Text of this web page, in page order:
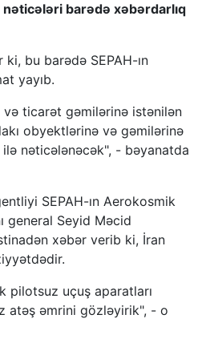
barədə xəbərdarlıq
ki, bu barədə SEPAH-ın
yayıb.
və ticarət gəmilərinə istənilən
obyektlərinə və gəmilərinə
nəticələnəcək", - bəyanatda
SEPAH-ın Aerokosmik
general Seyid Məcid
xəbər verib ki, İran
pilotsuz uçuş aparatları
atəş əmrini gözləyirik", - o